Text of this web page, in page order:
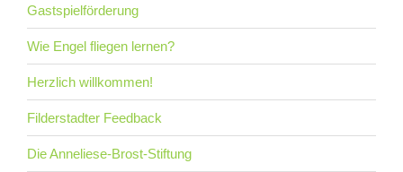
Gastspielförderung
Wie Engel fliegen lernen?
Herzlich willkommen!
Filderstadter Feedback
Die Anneliese-Brost-Stiftung